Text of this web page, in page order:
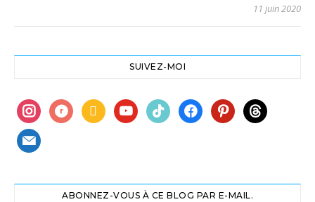
11 juin 2020
SUIVEZ-MOI
instagram
ravelrybook youtubetiktokfacebookpinterest
threads
mail
ABONNEZ-VOUS À CE BLOG PAR E-MAIL.